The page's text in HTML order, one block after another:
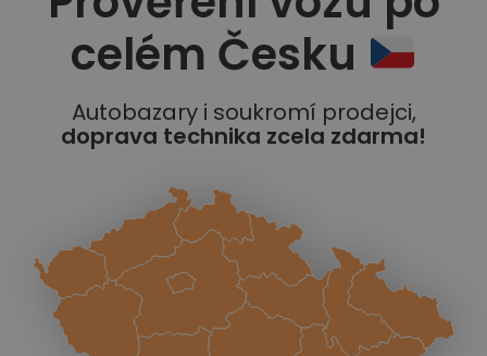
celém Česku
Autobazary i soukromí prodejci,
doprava technika zcela zdarma!